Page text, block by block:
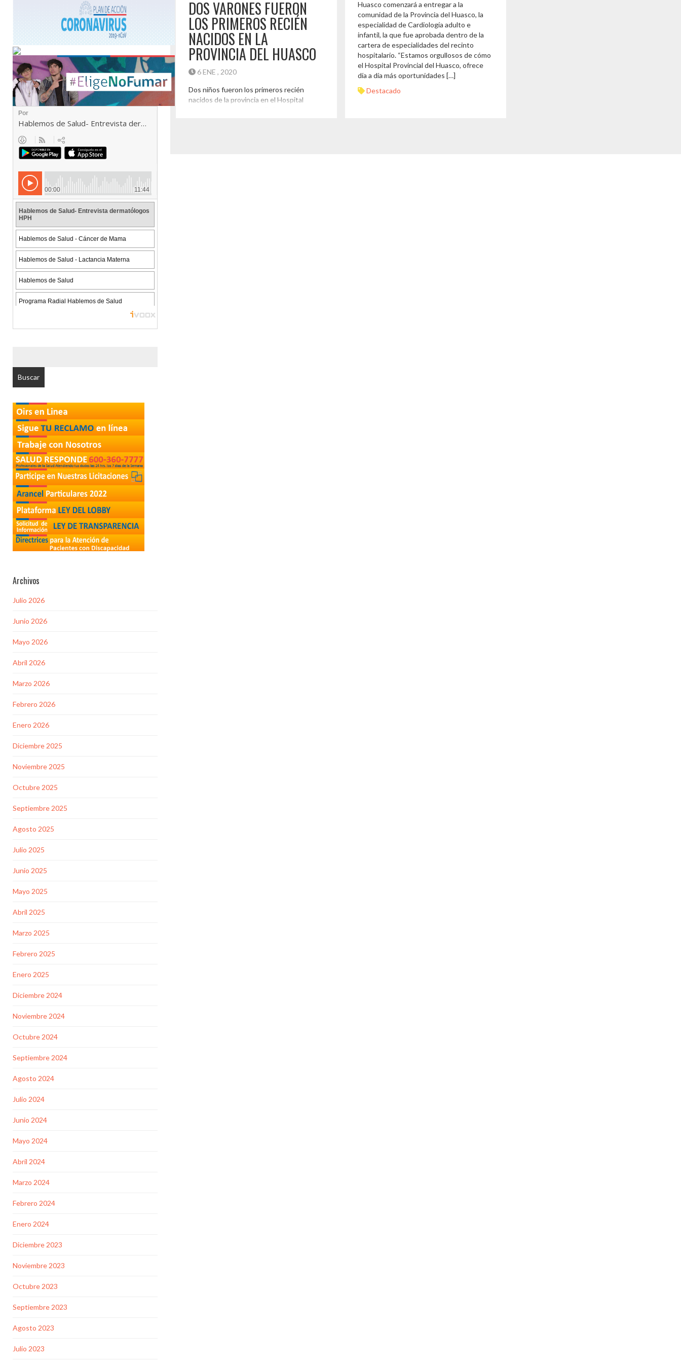
DOS VARONES FUERON
LOS PRIMEROS RECIÉN
NACIDOS EN LA
PROVINCIA DEL HUASCO
6 ENE , 2020
Dos niños fueron los primeros recién
nacidos de la provincia en el Hospital
Huasco comenzará a entregar a la
comunidad de la Provincia del Huasco, la
especialidad de Cardiología adulto e
infantil, la que fue aprobada dentro de la
cartera de especialidades del recinto
hospitalario. “Estamos orgullosos de cómo
el Hospital Provincial del Huasco, ofrece
día a día más oportunidades […]
Destacado
Archivos
Julio 2026
Junio 2026
Mayo 2026
Abril 2026
Marzo 2026
Febrero 2026
Enero 2026
Diciembre 2025
Noviembre 2025
Octubre 2025
Septiembre 2025
Agosto 2025
Julio 2025
Junio 2025
Mayo 2025
Abril 2025
Marzo 2025
Febrero 2025
Enero 2025
Diciembre 2024
Noviembre 2024
Octubre 2024
Septiembre 2024
Agosto 2024
Julio 2024
Junio 2024
Mayo 2024
Abril 2024
Marzo 2024
Febrero 2024
Enero 2024
Diciembre 2023
Noviembre 2023
Octubre 2023
Septiembre 2023
Agosto 2023
Julio 2023